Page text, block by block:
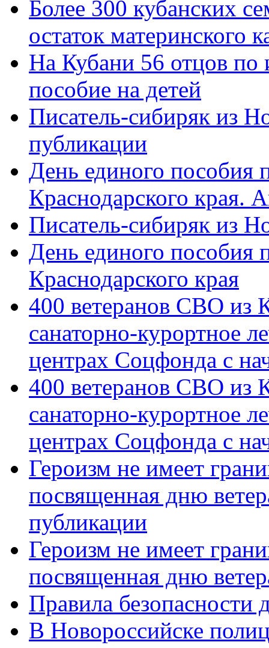
Более 300 кубанских
остаток материнского
На Кубани 56 отцов по
пособие на детей
Писатель-сибиряк из
публикации
День единого пособия
Краснодарского края.
Писатель-сибиряк из
День единого пособия
Краснодарского края
400 ветеранов СВО из
санаторно-курортное
центрах Соцфонда с
400 ветеранов СВО из
санаторно-курортное
центрах Соцфонда с
Героизм не имеет
посвященная дню
публикации
Героизм не имеет
посвященная дню
Правила безопасности
В Новороссийске